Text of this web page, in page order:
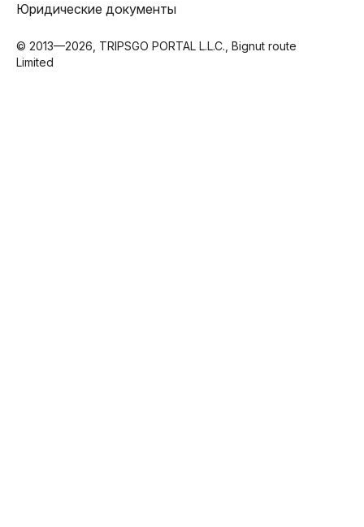
Юридические документы
© 2013—2026, TRIPSGO PORTAL L.L.C., Bignut route
Limited